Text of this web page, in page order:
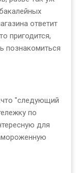
ответит
пригодится,
познакомиться
"следующий
по
для